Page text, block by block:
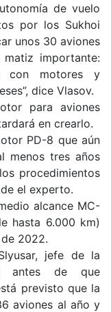
de vuelo
por los Sukhoi
unos 30 aviones
importante:
con motores y
dice Vlasov.
para aviones
en crearlo.
PD-8 que aún
menos tres años
procedimientos
el experto.
alcance MC-
hasta 6.000 km)
2022.
jefe de la
antes de que
previsto que la
aviones al año y